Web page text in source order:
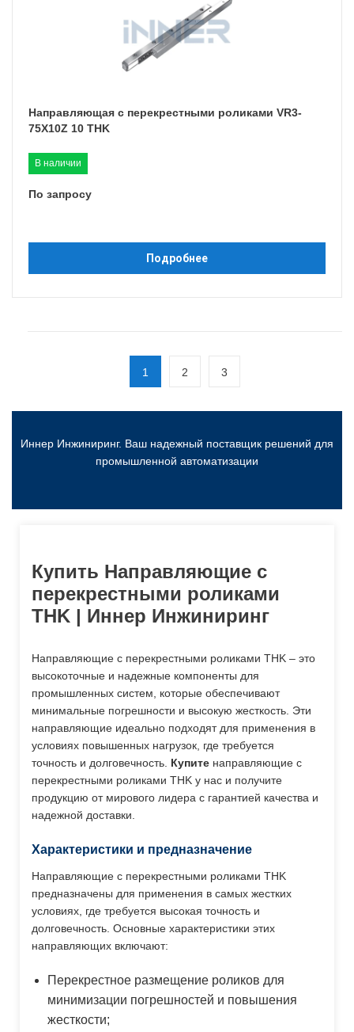
Направляющая с перекрестными роликами VR3-
75X10Z 10 THK
В наличии
По запросу
Подробнее
1 2 3
Иннер Инжиниринг. Ваш надежный поставщик решений для
промышленной автоматизации
Купить Направляющие с
перекрестными роликами
THK | Иннер Инжиниринг
Направляющие с перекрестными роликами THK – это
высокоточные и надежные компоненты для
промышленных систем, которые обеспечивают
минимальные погрешности и высокую жесткость. Эти
направляющие идеально подходят для применения в
условиях повышенных нагрузок, где требуется
точность и долговечность. Купите направляющие с
перекрестными роликами THK у нас и получите
продукцию от мирового лидера с гарантией качества и
надежной доставки.
Характеристики и предназначение
Направляющие с перекрестными роликами THK
предназначены для применения в самых жестких
условиях, где требуется высокая точность и
долговечность. Основные характеристики этих
направляющих включают:
Перекрестное размещение роликов для
минимизации погрешностей и повышения
жесткости;